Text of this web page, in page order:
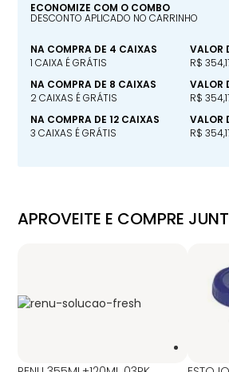
ECONOMIZE COM O COMBO
DESCONTO APLICADO NO CARRINHO
NA COMPRA DE 4 CAIXAS
1 CAIXA É GRÁTIS
VALOR
R$
NA COMPRA DE 8 CAIXAS
2 CAIXAS É GRÁTIS
VALOR
R$
NA COMPRA DE 12 CAIXAS
3 CAIXAS É GRÁTIS
VALOR
R$
APROVEITE E COMPRE